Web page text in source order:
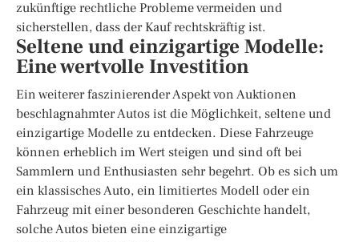
zukünftige rechtliche Probleme vermeiden und
sicherstellen, dass der Kauf rechtskräftig ist.
Seltene und einzigartige Modelle:
Eine wertvolle Investition
Ein weiterer faszinierender Aspekt von Auktionen
beschlagnahmter Autos ist die Möglichkeit, seltene und
einzigartige Modelle zu entdecken. Diese Fahrzeuge
können erheblich im Wert steigen und sind oft bei
Sammlern und Enthusiasten sehr begehrt. Ob es sich um
ein klassisches Auto, ein limitiertes Modell oder ein
Fahrzeug mit einer besonderen Geschichte handelt,
solche Autos bieten eine einzigartige